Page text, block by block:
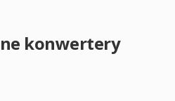
konwertery